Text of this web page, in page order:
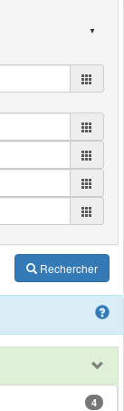
Rechercher
4